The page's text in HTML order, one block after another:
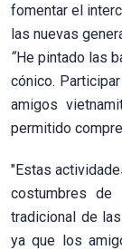
fomentar el
las nuevas
“He pintado las
cónico.
amigos
permitido
"Estas
costumbres
tradicional de
ya que los